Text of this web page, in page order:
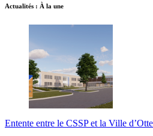
Actualités : À la une
Entente entre le CSSP et la Ville